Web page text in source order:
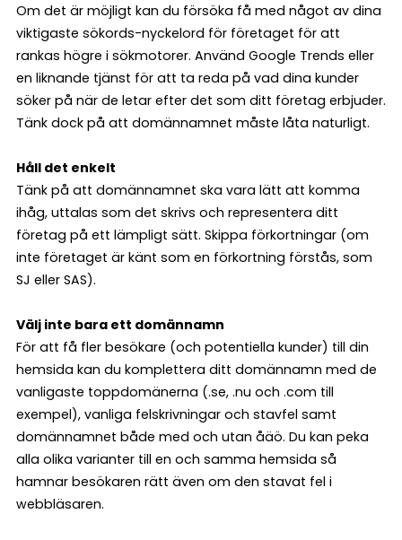
Om det är möjligt kan du försöka få med något av dina
viktigaste sökords-nyckelord för företaget för att
rankas högre i sökmotorer. Använd Google Trends eller
en liknande tjänst för att ta reda på vad dina kunder
söker på när de letar efter det som ditt företag erbjuder.
Tänk dock på att domännamnet måste låta naturligt.
Håll det enkelt
Tänk på att domännamnet ska vara lätt att komma
ihåg, uttalas som det skrivs och representera ditt
företag på ett lämpligt sätt. Skippa förkortningar (om
inte företaget är känt som en förkortning förstås, som
SJ eller SAS).
Välj inte bara ett domännamn
För att få fler besökare (och potentiella kunder) till din
hemsida kan du komplettera ditt domännamn med de
vanligaste toppdomänerna (.se, .nu och .com till
exempel), vanliga felskrivningar och stavfel samt
domännamnet både med och utan åäö. Du kan peka
alla olika varianter till en och samma hemsida så
hamnar besökaren rätt även om den stavat fel i
webbläsaren.